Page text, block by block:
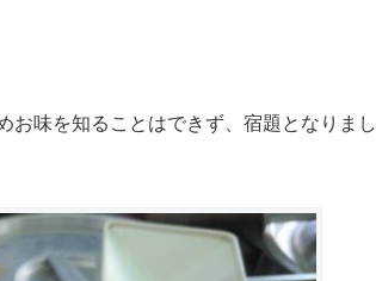
お味を知ることはできず、宿題となりまし